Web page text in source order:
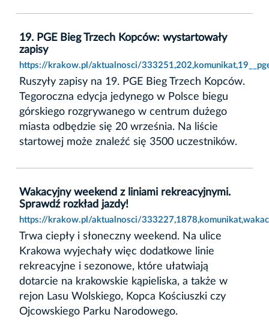
19. PGE Bieg Trzech Kopców: wystartowały
zapisy
https://krakow.pl/aktualnosci/
Ruszyły zapisy na 19. PGE Bieg Trzech Kopców.
Tegoroczna edycja jedynego w Polsce biegu
górskiego rozgrywanego w centrum dużego
miasta odbędzie się 20 września. Na liście
startowej może znaleźć się 3500 uczestników.
Wakacyjny weekend z liniami rekreacyjnymi.
Sprawdź rozkład jazdy!
https://krakow.pl/aktualnosci/
Trwa ciepły i słoneczny weekend. Na ulice
Krakowa wyjechały więc dodatkowe linie
rekreacyjne i sezonowe, które ułatwiają
dotarcie na krakowskie kąpieliska, a także w
rejon Lasu Wolskiego, Kopca Kościuszki czy
Ojcowskiego Parku Narodowego.